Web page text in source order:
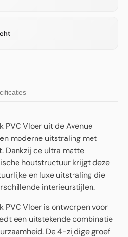
PVC Vloer uit de Avenue
moderne uitstraling met
Dankzij de ultra matte
houtstructuur krijgt deze
en luxe uitstraling die
interieurstijlen.
PVC Vloer is ontworpen voor
een uitstekende combinatie
De 4-zijdige groef